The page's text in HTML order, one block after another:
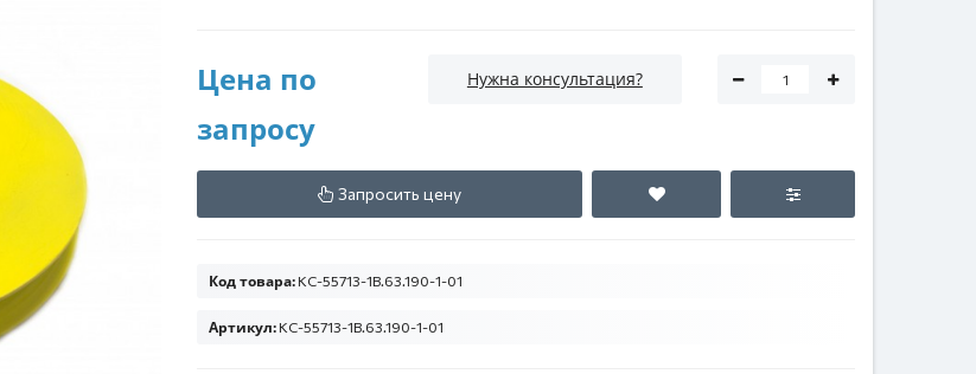
Цена по
запросу
Нужна консультация?
Запросить цену
Код товара: КС-55713-1В.63.190-1-01
Артикул: КС-55713-1В.63.190-1-01